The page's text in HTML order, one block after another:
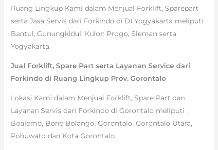
Ruang Lingkup Kami dalam Menjual Forklift, Sparepart
serta Jasa Servis dari Forkindo di DI Yogyakarta meliputi :
Bantul, Gunungkidul, Kulon Progo, Sleman serta
Yogyakarta.
Jual Forklift, Spare Part serta Layanan Service dari
Forkindo di Ruang Lingkup Prov. Gorontalo
Lokasi Kami dalam Menjual Forklift, Spare Part dan
Layanan Servis dari Forkindo di Gorontalo meliputi :
Boalemo, Bone Bolango, Gorontalo, Gorontalo Utara,
Pohuwato dan Kota Gorontalo.